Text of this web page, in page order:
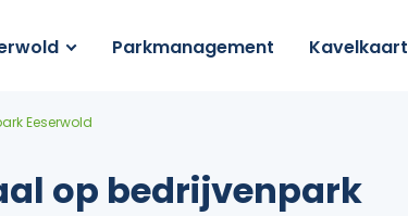
Parkmanagement Kavelkaart
Eeserwold
op bedrijvenpark